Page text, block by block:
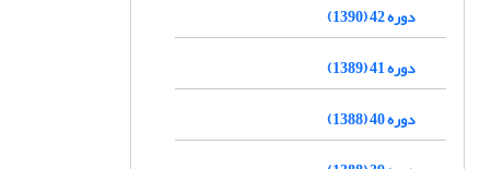
دوره 42 (1390)
دوره 41 (1389)
دوره 40 (1388)